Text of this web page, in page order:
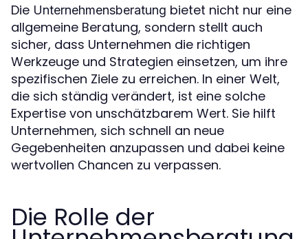
Die Unternehmensberatung bietet nicht nur eine
allgemeine Beratung, sondern stellt auch
sicher, dass Unternehmen die richtigen
Werkzeuge und Strategien einsetzen, um ihre
spezifischen Ziele zu erreichen. In einer Welt,
die sich ständig verändert, ist eine solche
Expertise von unschätzbarem Wert. Sie hilft
Unternehmen, sich schnell an neue
Gegebenheiten anzupassen und dabei keine
wertvollen Chancen zu verpassen.
Die Rolle der